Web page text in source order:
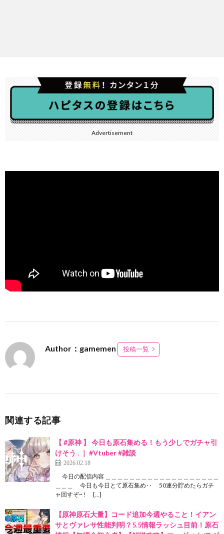
Advertisement
Author：gamemen 投稿一覧
関連する記事
【 #原神 】 今日も原石集める！もう少しでガチャ引
けそう . ｜ #Vtuber #雑談
2026.02.18
‍ 今日の配信内容 ＿＿＿＿＿＿＿＿＿＿＿＿＿＿＿＿＿＿＿
＿＿＿ 今日も今日とて原石集め‥ 50連分貯めたらガチ
ャ回すぞ~ ! […]
【原神原石大量】コード追加今週やること！イアン
サとヴァレサ性能判明？5.5情報ラッシュ目前！原石